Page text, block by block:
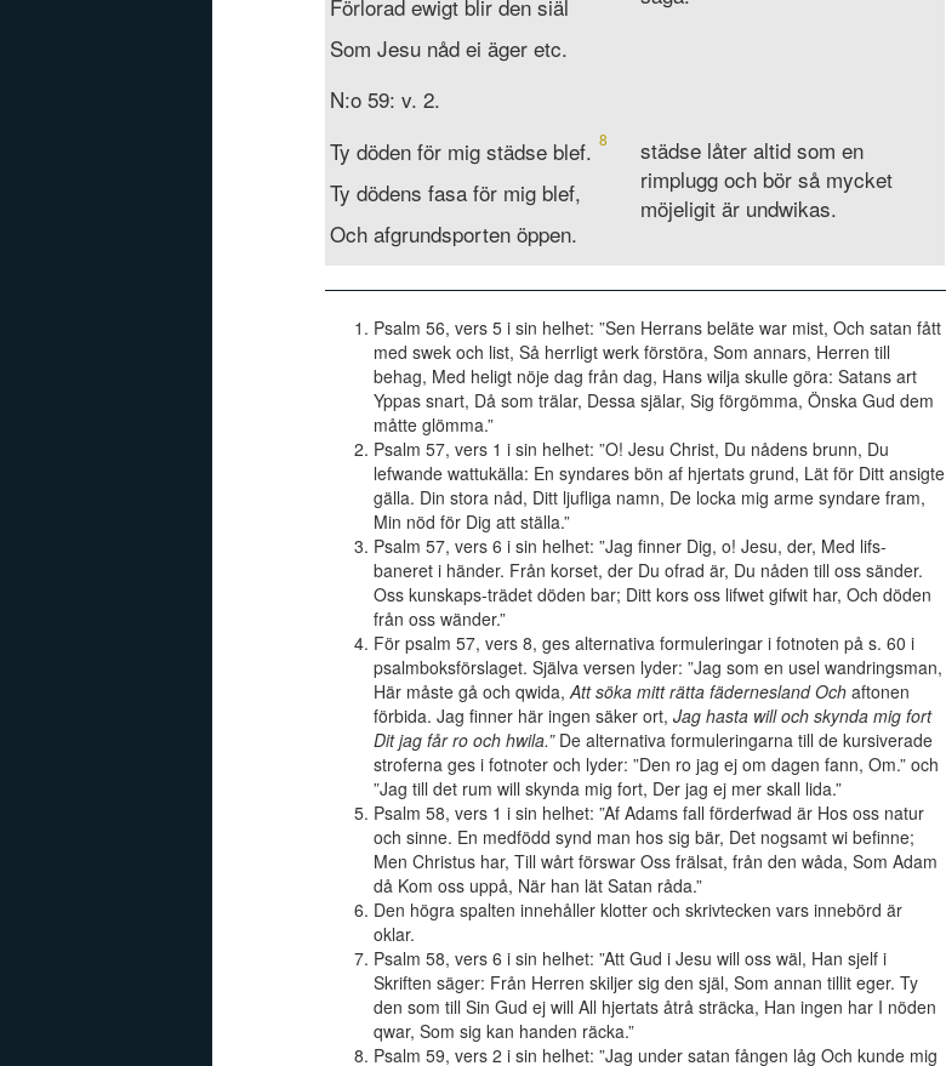
Förlorad ewigt blir den siäl
Som Jesu nåd ei äger etc.
N:o 59: v. 2.
Ty döden för mig städse blef. 8
Ty dödens fasa för mig blef,
Och afgrundsporten öppen.
städse låter altid som en
rimplugg och bör så mycket
möjeligit är undwikas.
Psalm 56, vers 5 i sin helhet: ”Sen Herrans beläte war mist, Och satan fått
med swek och list, Så herrligt werk förstöra, Som annars, Herren till
behag, Med heligt nöje dag från dag, Hans wilja skulle göra: Satans art
Yppas snart, Då som trälar, Dessa själar, Sig förgömma, Önska Gud dem
måtte glömma.”
Psalm 57, vers 1 i sin helhet: ”O! Jesu Christ, Du nådens brunn, Du
lefwande wattukälla: En syndares bön af hjertats grund, Lät för Ditt ansigte
gälla. Din stora nåd, Ditt ljufliga namn, De locka mig arme syndare fram,
Min nöd för Dig att ställa.”
Psalm 57, vers 6 i sin helhet: ”Jag finner Dig, o! Jesu, der, Med lifs-
baneret i händer. Från korset, der Du ofrad är, Du nåden till oss sänder.
Oss kunskaps-trädet döden bar; Ditt kors oss lifwet gifwit har, Och döden
från oss wänder.”
För psalm 57, vers 8, ges alternativa formuleringar i fotnoten på s. 60 i
psalmboksförslaget. Själva versen lyder: ”Jag som en usel wandringsman,
Här måste gå och qwida,Att söka mitt rätta fädernesland Och aftonen
förbida. Jag finner här ingen säker ort,Jag hasta will och skynda mig fort
Dit jag får ro och hwila.”De alternativa formuleringarna till de kursiverade
stroferna ges i fotnoter och lyder: ”Den ro jag ej om dagen fann, Om.” och
”Jag till det rum will skynda mig fort, Der jag ej mer skall lida.”
Psalm 58, vers 1 i sin helhet: ”Af Adams fall förderfwad är Hos oss natur
och sinne. En medfödd synd man hos sig bär, Det nogsamt wi befinne;
Men Christus har, Till wårt förswar Oss frälsat, från den wåda, Som Adam
då Kom oss uppå, När han lät Satan råda.”
Den högra spalten innehåller klotter och skrivtecken vars innebörd är
oklar.
Psalm 58, vers 6 i sin helhet: ”Att Gud i Jesu will oss wäl, Han sjelf i
Skriften säger: Från Herren skiljer sig den själ, Som annan tillit eger. Ty
den som till Sin Gud ej will All hjertats åtrå sträcka, Han ingen har I nöden
qwar, Som sig kan handen räcka.”
Psalm 59, vers 2 i sin helhet: ”Jag under satan fången låg Och kunde mig